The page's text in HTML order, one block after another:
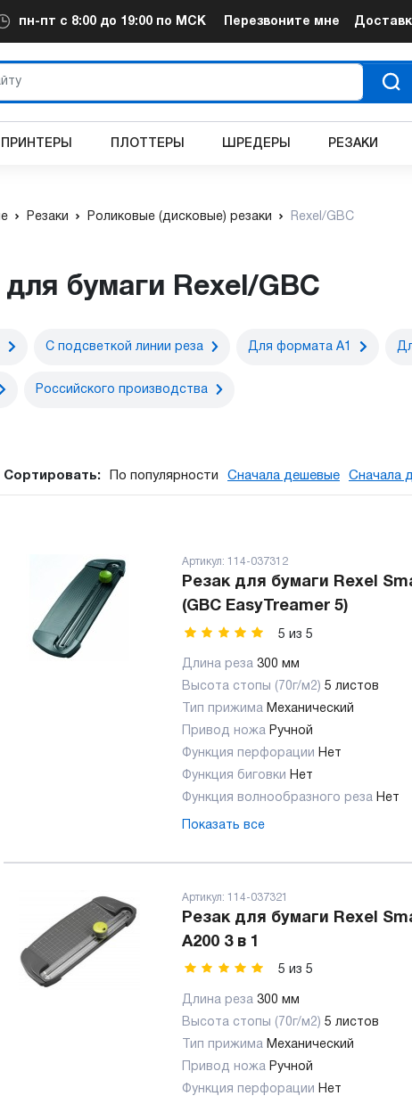
пн-пт с 8:00 до 19:00 по МСК Перезвоните мне
ПРИНТЕРЫ ПЛОТТЕРЫ ШРЕДЕРЫ РЕЗАКИ
Резаки Роликовые (дисковые) резаки Rexel/GBC
для бумаги Rexel/GBC
С подсветкой линии реза Для формата А1
Российского производства
Сортировать: По популярности Сначала дешевые Сначала
Артикул: 114-037312
Резак для бумаги Rexel
(GBC EasyTreamer 5)
5 из 5
Длина реза 300 мм
Высота стопы (70г/м2) 5 листов
Тип прижима Механический
Привод ножа Ручной
Функция перфорации Нет
Функция биговки Нет
Функция волнообразного реза Нет
Показать все
Артикул: 114-037321
Резак для бумаги Rexel
A200 3 в 1
5 из 5
Длина реза 300 мм
Высота стопы (70г/м2) 5 листов
Тип прижима Механический
Привод ножа Ручной
Функция перфорации Нет